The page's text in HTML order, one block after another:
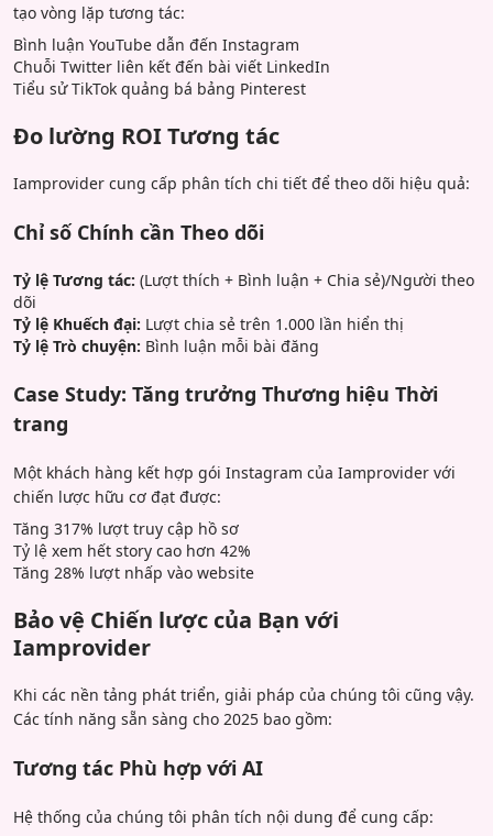
tạo vòng lặp tương tác:
Bình luận YouTube dẫn đến Instagram
Chuỗi Twitter liên kết đến bài viết LinkedIn
Tiểu sử TikTok quảng bá bảng Pinterest
Đo lường ROI Tương tác
Iamprovider cung cấp phân tích chi tiết để theo dõi hiệu quả:
Chỉ số Chính cần Theo dõi
Tỷ lệ Tương tác: (Lượt thích + Bình luận + Chia sẻ)/Người theo
dõi
Tỷ lệ Khuếch đại: Lượt chia sẻ trên 1.000 lần hiển thị
Tỷ lệ Trò chuyện: Bình luận mỗi bài đăng
Case Study: Tăng trưởng Thương hiệu Thời
trang
Một khách hàng kết hợp gói Instagram của Iamprovider với
chiến lược hữu cơ đạt được:
Tăng 317% lượt truy cập hồ sơ
Tỷ lệ xem hết story cao hơn 42%
Tăng 28% lượt nhấp vào website
Bảo vệ Chiến lược của Bạn với
Iamprovider
Khi các nền tảng phát triển, giải pháp của chúng tôi cũng vậy.
Các tính năng sẵn sàng cho 2025 bao gồm:
Tương tác Phù hợp với AI
Hệ thống của chúng tôi phân tích nội dung để cung cấp: